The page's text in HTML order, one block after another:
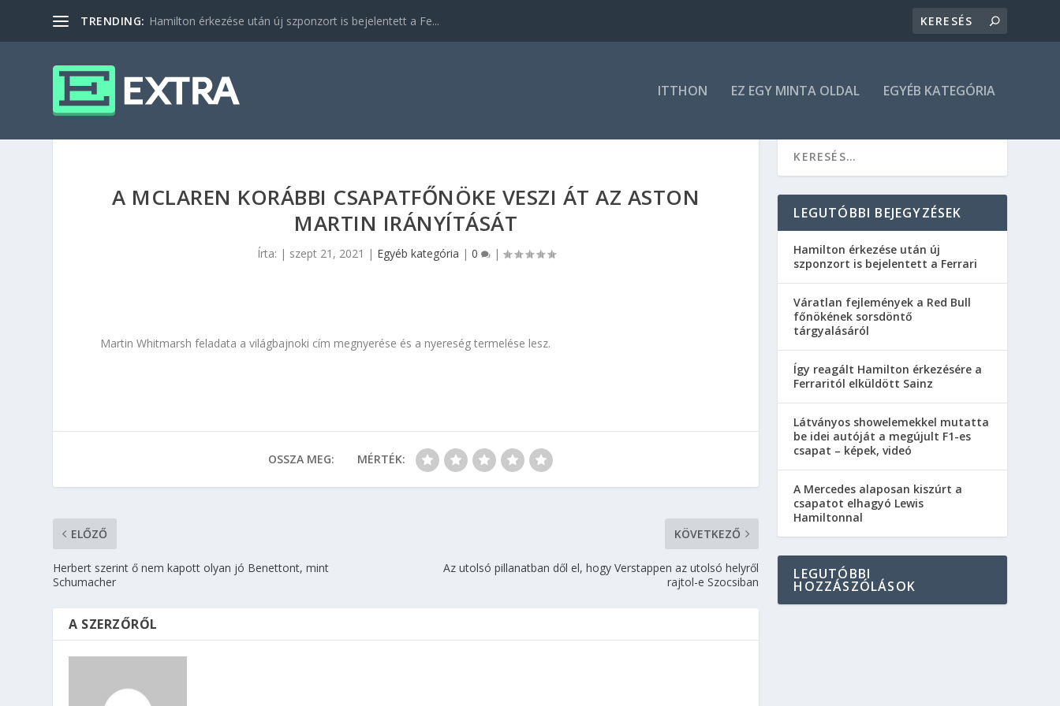
TRENDING: Hamilton érkezése után új szponzort is bejelentett a Fe...
ITTHON EZ EGY MINTA OLDAL EGYÉB KATEGÓRIA
A MCLAREN KORÁBBI CSAPATFŐNÖKE VESZI ÁT AZ ASTON
MARTIN IRÁNYÍTÁSÁT
Írta: | szept 21, 2021 | Egyéb kategória | 0 |
Martin Whitmarsh feladata a világbajnoki cím megnyerése és a nyereség termelése lesz.
OSSZA MEG: MÉRTÉK:
ELŐZŐ
Herbert szerint ő nem kapott olyan jó Benettont, mint
Schumacher
KÖVETKEZŐ
Az utolsó pillanatban dől el, hogy Verstappen az utolsó helyről
rajtol-e Szocsiban
A SZERZŐRŐL
LEGUTÓBBI BEJEGYZÉSEK
Hamilton érkezése után új
szponzort is bejelentett a Ferrari
Váratlan fejlemények a Red Bull
főnökének sorsdöntő
tárgyalásáról
Így reagált Hamilton érkezésére a
Ferraritól elküldött Sainz
Látványos showelemekkel mutatta
be idei autóját a megújult F1-es
csapat – képek, videó
A Mercedes alaposan kiszúrt a
csapatot elhagyó Lewis
Hamiltonnal
LEGUTÓBBI
HOZZÁSZÓLÁSOK